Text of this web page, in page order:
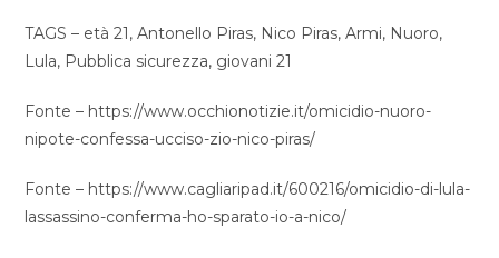
TAGS – età 21, Antonello Piras, Nico Piras, Armi, Nuoro,
Lula, Pubblica sicurezza, giovani 21
Fonte – https://www.occhionotizie.it/omicidio-nuoro-
nipote-confessa-ucciso-zio-nico-piras/
Fonte – https://www.cagliaripad.it/600216/omicidio-di-lula-
lassassino-conferma-ho-sparato-io-a-nico/